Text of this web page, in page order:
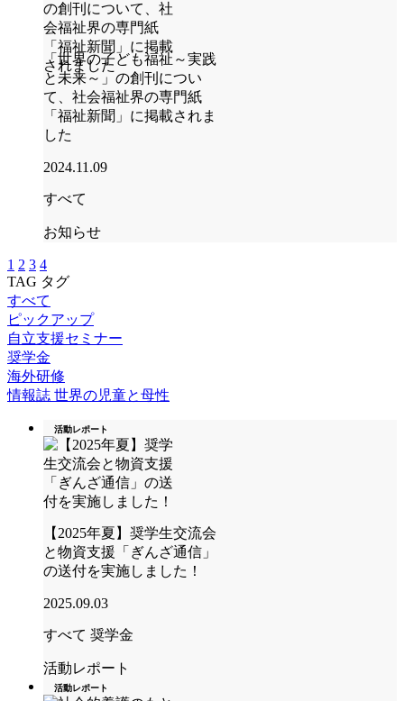
「世界の子ども福祉～実践
と未来～」の創刊につい
て、社会福祉界の専門紙
「福祉新聞」に掲載されま
した
2024.11.09
すべて
お知らせ
1 2 3 4
TAG タグ
すべて
ピックアップ
自立支援セミナー
奨学金
海外研修
情報誌 世界の児童と母性
活動レポート
【2025年夏】奨学生交流会
と物資支援「ぎんざ通信」
の送付を実施しました！
2025.09.03
すべて 奨学金
活動レポート
活動レポート